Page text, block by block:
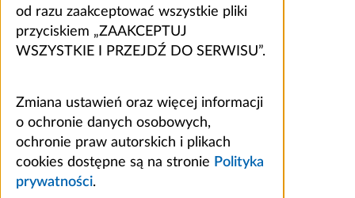
od razu zaakceptować wszystkie pliki
przyciskiem „ZAAKCEPTUJ
WSZYSTKIE I PRZEJDŹ DO SERWISU”.
Zmiana ustawień oraz więcej informacji
o ochronie danych osobowych,
ochronie praw autorskich i plikach
cookies dostępne są na stronie Polityka
prywatności.